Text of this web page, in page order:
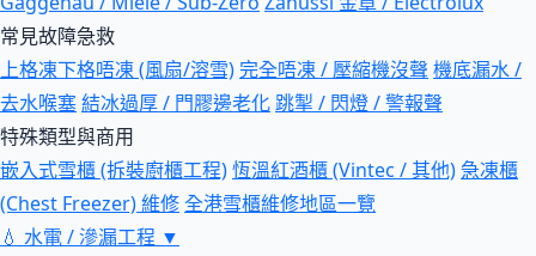
常見故障急救
上格凍下格唔凍 (風扇/溶雪)完全唔凍 / 壓縮機沒聲 機底漏水 /
去水喉塞結冰過厚 / 門膠邊老化跳掣 / 閃燈 / 警報聲
特殊類型與商用
嵌入式雪櫃 (拆裝廚櫃工程)恆溫紅酒櫃 (Vintec / 其他)急凍櫃
(Chest Freezer) 維修全港雪櫃維修地區一覽
💧 水電 / 滲漏工程 ▼